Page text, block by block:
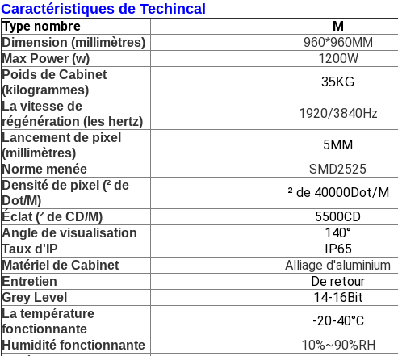
Caractéristiques de Techincal
Type nombre M
Dimension (millimètres)
960*960MM
Max Power (w)
1200W
Poids de Cabinet
(kilogrammes)
35KG
La vitesse de
régénération (les hertz)
1920/3840Hz
Lancement de pixel
(millimètres)
5MM
Norme menée SMD2525
Densité de pixel (² de
Dot/M)
² de 40000Dot/M
Éclat (² de CD/M) 5500CD
Angle de visualisation 140°
Taux d'IP IP65
Matériel de Cabinet Alliage d'aluminium
Entretien De retour
Grey Level 14-16Bit
La température
fonctionnante
-20-40°C
Humidité fonctionnante 10%~90%RH